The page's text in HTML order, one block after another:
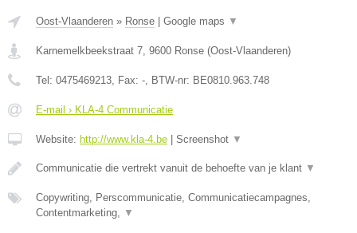
Oost-Vlaanderen » Ronse Google maps ▼
Karnemelkbeekstraat 7, 9600 Ronse (Oost-Vlaanderen)
Tel: 0475469213, Fax: -, BTW-nr: BE0810.963.748
E-mail › KLA-4 Communicatie
Website: http://www.kla-4.be Screenshot ▼
Communicatie die vertrekt vanuit de behoefte van je klant ▼
Copywriting, Perscommunicatie, Communicatiecampagnes,
Contentmarketing, ▼